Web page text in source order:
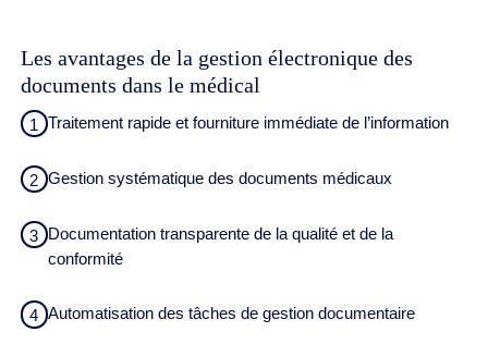
Les avantages de la gestion électronique des
documents dans le médical
1 Traitement rapide et fourniture immédiate de l’information
2 Gestion systématique des documents médicaux
3 Documentation transparente de la qualité et de la
conformité
4 Automatisation des tâches de gestion documentaire